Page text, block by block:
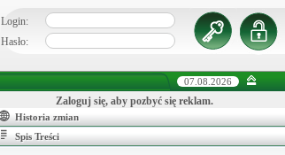
Login:
Hasło:
07.08.2026
Zaloguj się, aby pozbyć się reklam.
Historia zmian
Spis Treści